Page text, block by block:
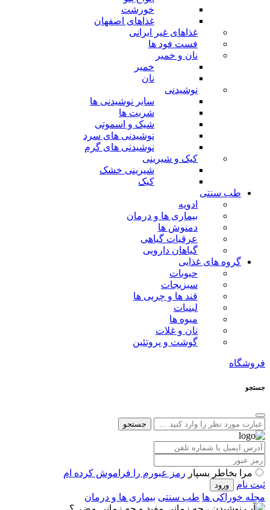
خورشت
غذاهای اصفهان
غذاهای غیر ایرانی
فست فود ها
نان و خمیر
خمیر
نان
نوشیدنی
سایر نوشیدنی ها
شربت ها
شیک و اسموتی
نوشیدنی های سرد
نوشیدنی های گرم
کیک و شیرینی
شیرینی خشک
کیک
طب سنتی
ادویه
بیماری ها و درمان
دمنوش ها
عرقیات گیاهی
گیاهان دارویی
گروه های غذایی
حبوبات
سبزیجات
قند ها و چربی ها
لبنیات
میوه ها
نان و غلات
گوشت و پروتئین
فروشگاه
جستجو
جستجو
مرا بخاطر بسپار رمز عبورم را فراموش کرده ام
ثبت نام
مجله خوراکی ها طب سنتی بیماری ها و درمان